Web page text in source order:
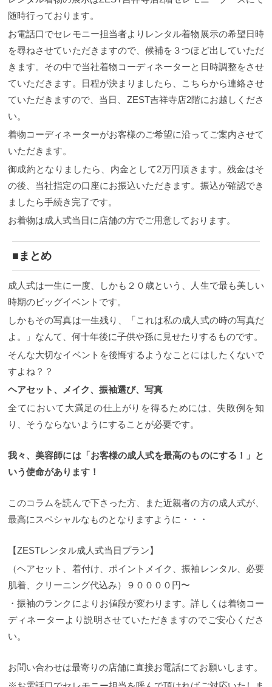
随時行っております。
お電話口でセレモニー担当者よりレンタル着物展示の希望日時
を尋ねさせていただきますので、候補を３つほど出していただ
きます。その中で当社着物コーディネーターと日時調整をさせ
ていただきます。日程が決まりましたら、こちらから連絡させ
ていただきますので、当日、ZEST吉祥寺店2階にお越しくださ
い。
着物コーディネーターがお客様のご希望に沿ってご案内させて
いただきます。
御成約となりましたら、内金として2万円頂きます。残金はそ
の後、当社指定の口座にお振込いただきます。振込が確認でき
ましたら手続き完了です。
お着物は成人式当日に店舗の方でご用意しております。
■まとめ
成人式は一生に一度、しかも２０歳という、人生で最も美しい
時期のビッグイベントです。
しかもその写真は一生残り、「これは私の成人式の時の写真だ
よ。」なんて、何十年後に子供や孫に見せたりするものです。
そんな大切なイベントを後悔するようなことにはしたくないで
すよね？？
ヘアセット、メイク、振袖選び、写真
全てにおいて大満足の仕上がりを得るためには、失敗例を知
り、そうならないようにすることが必要です。
我々、美容師には「お客様の成人式を最高のものにする！」と
いう使命があります！
このコラムを読んで下さった方、また近親者の方の成人式が、
最高にスペシャルなものとなりますように・・・
【ZESTレンタル成人式当日プラン】
（ヘアセット、着付け、ポイントメイク、振袖レンタル、必要
肌着、クリーニング代込み）９００００円〜
・振袖のランクによりお値段が変わります。詳しくは着物コー
ディネーターより説明させていただきますのでご安心くださ
い。
お問い合わせは最寄りの店舗に直接お電話にてお願いします。